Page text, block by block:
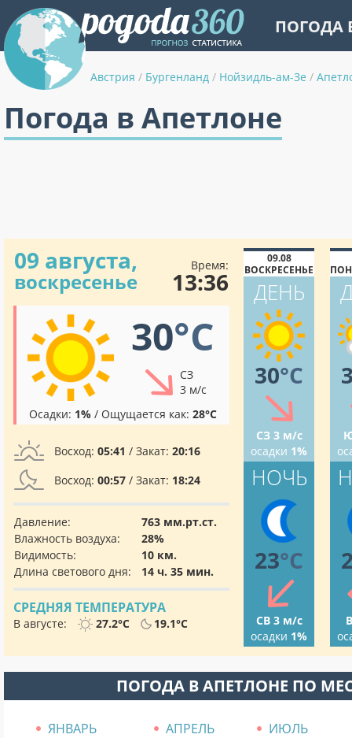
ПОГОДА
Австрия / Бургенланд / Нойзидль-ам-Зе /
Погода в Апетлоне
09 августа,
воскресенье
Время:
13:36
30°C
СЗ
3 м/с
Осадки: 1% / Ощущается как: 28°C
Восход: 05:41 / Закат: 20:16
Восход: 00:57 / Закат: 18:24
Давление:
763 мм.рт.ст.
Влажность воздуха:
28%
Видимость:
10 км.
Длина светового дня:
14 ч. 35 мин.
СРЕДНЯЯ ТЕМПЕРАТУРА
В августе: 27.2°C 19.1°C
09.08
ВОСКРЕСЕНЬЕ
ДЕНЬ
30°C
СЗ 3 м/с
осадки 1%
НОЧЬ
23°C
СВ 3 м/с
осадки 1%
ПОГОДА В АПЕТЛОНЕ ПО
ЯНВАРЬ АПРЕЛЬ
ИЮЛЬ